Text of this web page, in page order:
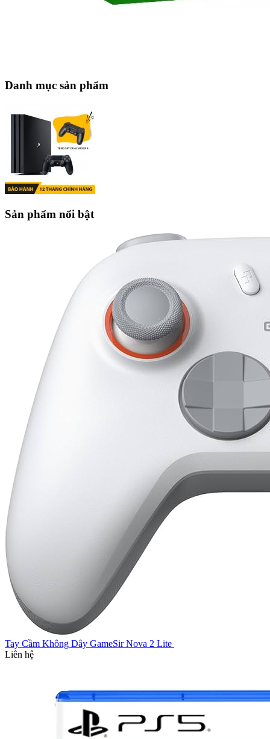
Danh mục sản phẩm
Sản phẩm nổi bật
Tay Cầm Không Dây GameSir Nova 2 Lite
Liên hệ